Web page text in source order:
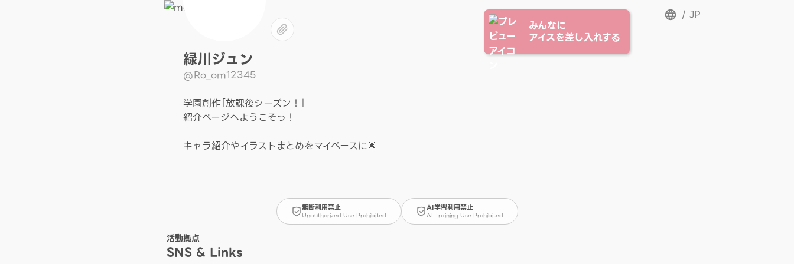
/ JP
みんなに
アイスを差し入れする
緑川ジュン
@Ro_om12345
学園創作｢放課後シーズン！｣
紹介ページへようこそっ！
キャラ紹介やイラストまとめをマイペースに🌟
無断利用禁止
Unauthorized Use Prohibited
AI学習利用禁止
AI Training Use Prohibited
活動拠点
SNS & Links